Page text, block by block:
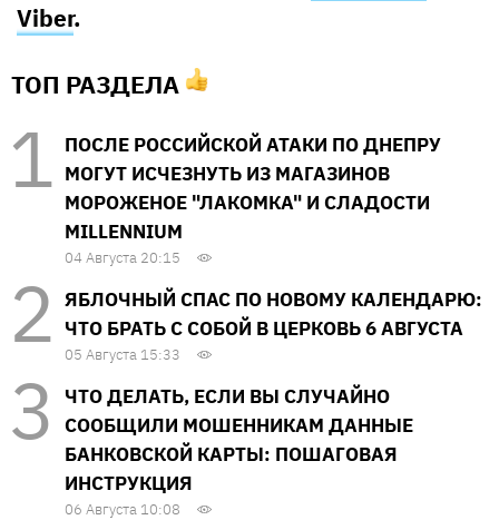
Viber.
ТОП РАЗДЕЛА
ПОСЛЕ РОССИЙСКОЙ АТАКИ ПО ДНЕПРУ
МОГУТ ИСЧЕЗНУТЬ ИЗ МАГАЗИНОВ
МОРОЖЕНОЕ "ЛАКОМКА" И СЛАДОСТИ
MILLENNIUM
04 Августа 20:15
ЯБЛОЧНЫЙ СПАС ПО НОВОМУ КАЛЕНДАРЮ:
ЧТО БРАТЬ С СОБОЙ В ЦЕРКОВЬ 6 АВГУСТА
05 Августа 15:33
ЧТО ДЕЛАТЬ, ЕСЛИ ВЫ СЛУЧАЙНО
СООБЩИЛИ МОШЕННИКАМ ДАННЫЕ
БАНКОВСКОЙ КАРТЫ: ПОШАГОВАЯ
ИНСТРУКЦИЯ
06 Августа 10:08